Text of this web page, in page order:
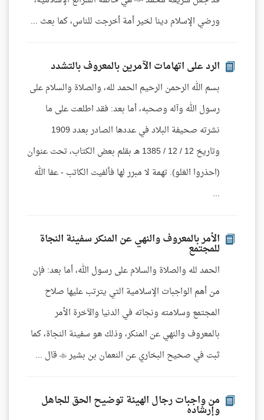
ورضي الإسلام دينا لخير أمة أخرجت للناس، كما بعث ...
الرد على اتهامات الآمرين بالمعروف بالتشدد
بسم الله الرحمن الرحيم الحمد لله، والصلاة والسلام على
رسول الله وآله وصحبه، أما بعد: فقد اطلعت على ما
نشرته صحيفة البلاد في عددها الصادر بعدد 1909
وتاريخ 12 / 12 / 1385 هـ بقلم بعض الكتاب، تحت عنوان
(احذروا الغلو). تهمة لا مبرر لها فألفيت الكاتب - عفا الله
...
الأمر بالمعروف والنهي عن المنكر سفينة النجاة
للمجتمع
الحمد لله والصلاة والسلام على رسول الله، أما بعد: فإن
من أهم الواجبات الإسلامية التي يترتب عليها صلاح
المجتمع وسلامته ونجاته في الدنيا والآخرة الأمر
بالمعروف والنهي عن المنكر، وذلك هو سفينة النجاة، كما
ثبت في صحيح البخاري عن النعمان بن بشير  قال ...
من واجبات رجال الهيئة توضيح الحق للجاهل
وإرشاده